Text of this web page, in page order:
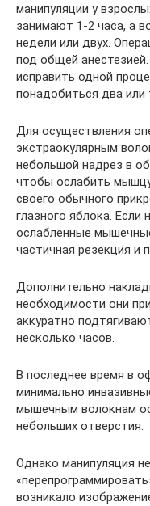
манипуляции у
занимают 1-2 часа, а
недели или двух.
под общей
исправить одной
понадобиться два или
Для осуществления
экстраокулярным
небольшой надрез в
чтобы ослабить
своего обычного
глазного яблока. Если
ослабленные
частичная резекция и
Дополнительно
необходимости они
аккуратно
несколько часов.
В последнее время в
минимально
мышечным волокнам
небольших отверстия.
Однако манипуляция
возникало